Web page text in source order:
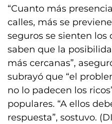
“Cuanto más
calles, más se
seguros se sienten
saben que la
más cercanas”,
subrayó que “el
no lo padecen los
populares. “A ellos
respuesta”, sostuvo.